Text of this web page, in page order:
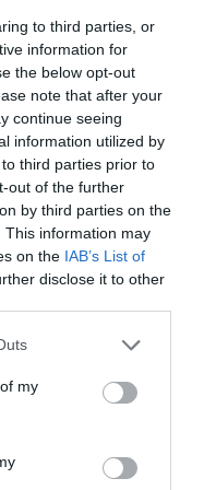
to third parties, or
information for
the below opt-out
note that after your
continue seeing
information utilized by
third parties prior to
out of the further
by third parties on the
This information may
on the IAB’s List of
disclose it to other
one or more Google
You may click to
third-party tags to
in below Google
my
minden
képviselője?
válaszokat adott.
kövessen
Hírek oldalán!